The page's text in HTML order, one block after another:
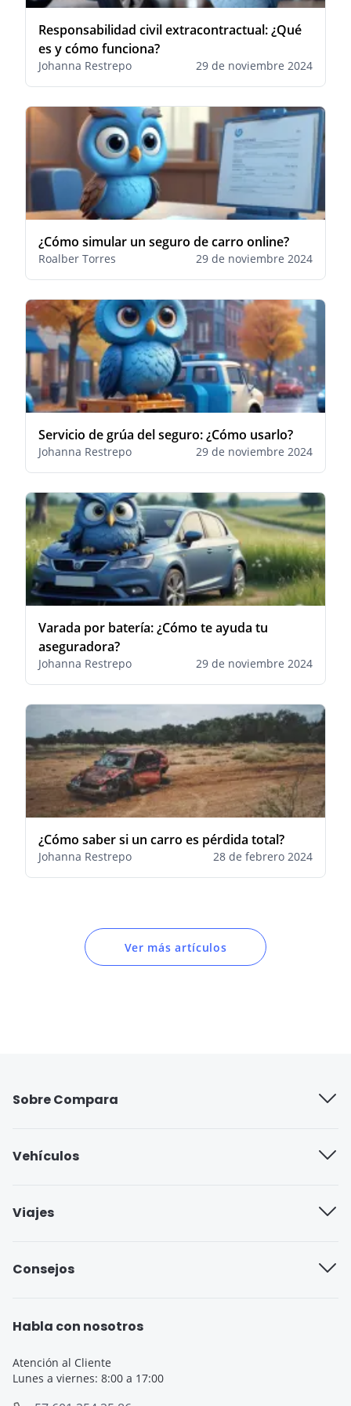
Responsabilidad civil extracontractual: ¿Qué
es y cómo funciona?
Johanna Restrepo 29 de noviembre 2024
¿Cómo simular un seguro de carro online?
Roalber Torres 29 de noviembre 2024
Servicio de grúa del seguro: ¿Cómo usarlo?
Johanna Restrepo 29 de noviembre 2024
Varada por batería: ¿Cómo te ayuda tu
aseguradora?
Johanna Restrepo 29 de noviembre 2024
¿Cómo saber si un carro es pérdida total?
Johanna Restrepo 28 de febrero 2024
Ver más artículos
Sobre Compara
Blog
Vehículos
Seguro cobertura básica
Viajes
Seguro de Viaje para Embarazadas
Seguro de Viaje Cruceros
Consejos
SOAT
Habla con nosotros
Atención al Cliente
Lunes a viernes: 8:00 a 17:00